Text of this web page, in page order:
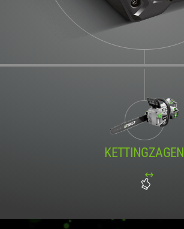
KETTINGZAGEN